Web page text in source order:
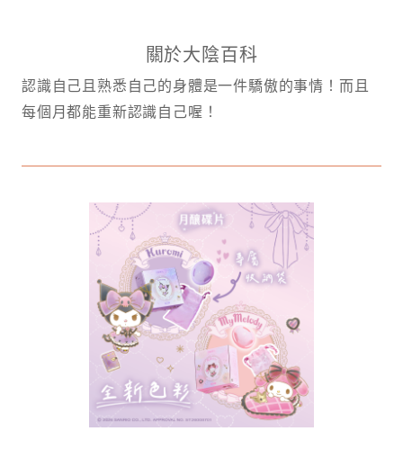
關於大陰百科
認識自己且熟悉自己的身體是一件驕傲的事情！而且
每個月都能重新認識自己喔！